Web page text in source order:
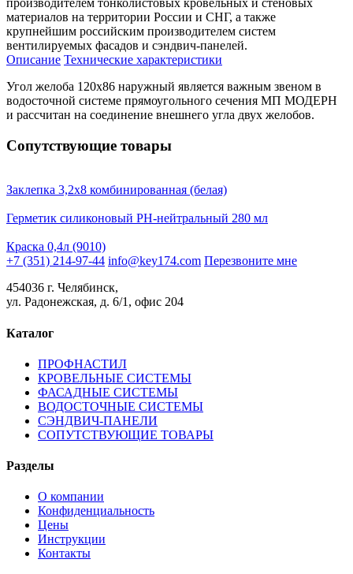
материалов на территории России и СНГ, а также
крупнейшим российским производителем систем
вентилируемых фасадов и сэндвич-панелей.
Описание Технические характеристики
Угол желоба 120х86 наружный является важным звеном в
водосточной системе прямоугольного сечения МП МОДЕРН
и рассчитан на соединение внешнего угла двух желобов.
Сопутствующие товары
Заклепка 3,2х8 комбинированная (белая)
Герметик силиконовый PH-нейтральный 280 мл
Краска 0,4л (9010)
+7 (351) 214-97-44 info@key174.com Перезвоните мне
454036 г. Челябинск,
ул. Радонежская, д. 6/1, офис 204
Каталог
ПРОФНАСТИЛ
КРОВЕЛЬНЫЕ СИСТЕМЫ
ФАСАДНЫЕ СИСТЕМЫ
ВОДОСТОЧНЫЕ СИСТЕМЫ
СЭНДВИЧ-ПАНЕЛИ
СОПУТСТВУЮЩИЕ ТОВАРЫ
Разделы
О компании
Конфиденциальность
Цены
Инструкции
Контакты